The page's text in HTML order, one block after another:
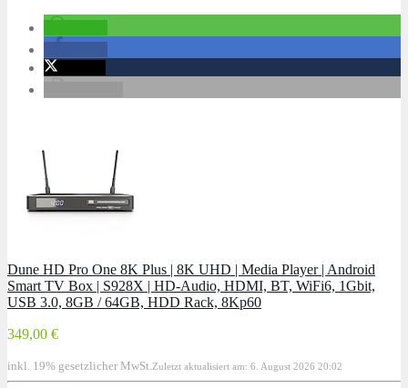
Dune HD Pro One 8K Plus | 8K UHD | Media Player | Android
Smart TV Box | S928X | HD-Audio, HDMI, BT, WiFi6, 1Gbit,
USB 3.0, 8GB / 64GB, HDD Rack, 8Kp60
349,00 €
inkl. 19% gesetzlicher MwSt. Zuletzt aktualisiert am: 6. August 2026 20:02